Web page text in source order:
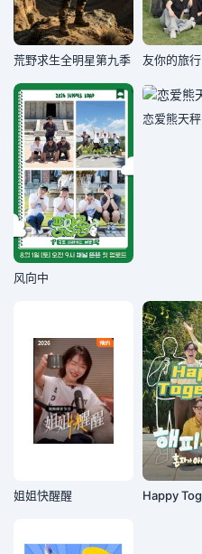
荒野求生全明星第九季 友你的旅行
风向中
恋爱熊天秤
姐姐快醒醒